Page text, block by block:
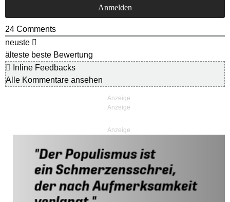
24 Comments
neuste
älteste beste Bewertung
Inline Feedbacks
Alle Kommentare ansehen
Anzeige